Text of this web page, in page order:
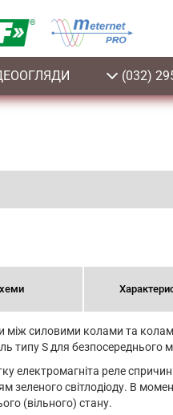
(032)
між силовими колами та
типу S для безпосереднього
електромагніта реле
зеленого світлодіоду. В
(вільного) стану.